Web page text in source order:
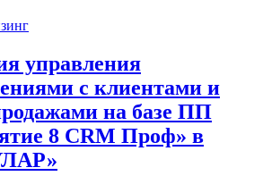
управления
с клиентами и
на базе ПП
8 CRM Проф» в